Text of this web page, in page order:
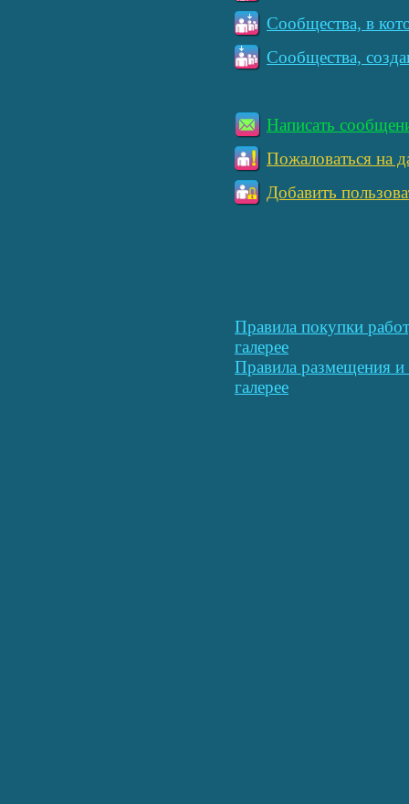
Сообщества, в
Сообщества,
Написать
Пожаловаться на
Добавить
Правила покупки
галерее
Правила размещения
галерее